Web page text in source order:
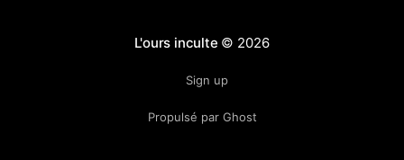
L'ours inculte © 2026
Sign up
Propulsé par Ghost